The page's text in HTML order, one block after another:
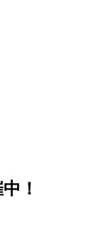
！